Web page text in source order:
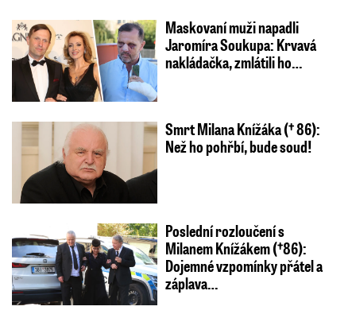
Maskovaní muži napadli
Jaromíra Soukupa: Krvavá
nakládačka, zmlátili ho…
Smrt Milana Knížáka († 86):
Než ho pohřbí, bude soud!
Poslední rozloučení s
Milanem Knížákem (†86):
Dojemné vzpomínky přátel a
záplava…